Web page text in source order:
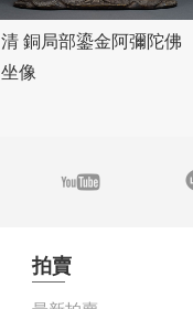
清 銅局部鎏金阿彌陀佛
坐像
拍賣